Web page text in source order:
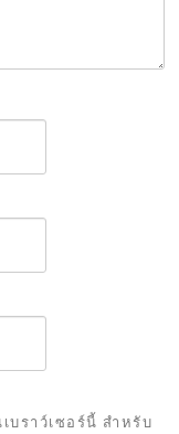
ราว์เซอร์นี้ สำหรับ